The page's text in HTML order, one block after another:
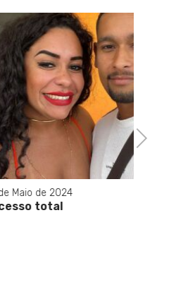
Next